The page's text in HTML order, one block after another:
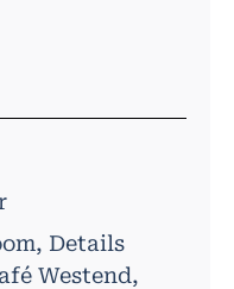
Details
Westend,